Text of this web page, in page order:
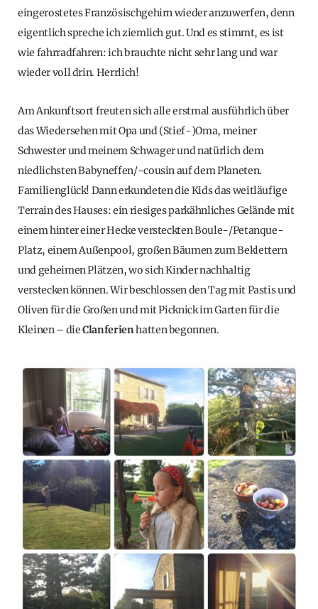
eingerostetes Französischgehirn wieder anzuwerfen, denn
eigentlich spreche ich ziemlich gut. Und es stimmt, es ist
wie fahrradfahren: ich brauchte nicht sehr lang und war
wieder voll drin. Herrlich!
Am Ankunftsort freuten sich alle erstmal ausführlich über
das Wiedersehen mit Opa und (Stief-)Oma, meiner
Schwester und meinem Schwager und natürlich dem
niedlichsten Babyneffen/-cousin auf dem Planeten.
Familienglück! Dann erkundeten die Kids das weitläufige
Terrain des Hauses: ein riesiges parkähnliches Gelände mit
einem hinter einer Hecke versteckten Boule-/Petanque-
Platz, einem Außenpool, großen Bäumen zum Beklettern
und geheimen Plätzen, wo sich Kinder nachhaltig
verstecken können. Wir beschlossen den Tag mit Pastis und
Oliven für die Großen und mit Picknick im Garten für die
Kleinen – dieClanferienhatten begonnen.